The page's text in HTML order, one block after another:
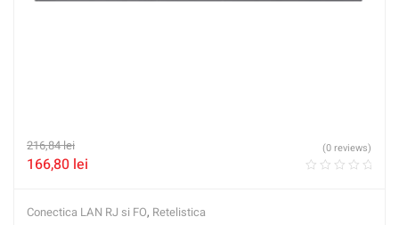
216,84lei
166,80 lei
(0 reviews)
Conectica LAN RJ si FO, Retelistica